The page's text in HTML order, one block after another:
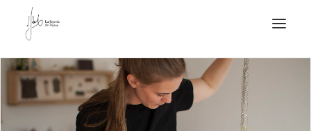
NOTICIAS DE JOYERÍA CONTEMPORÁNEA
NOVEDADES